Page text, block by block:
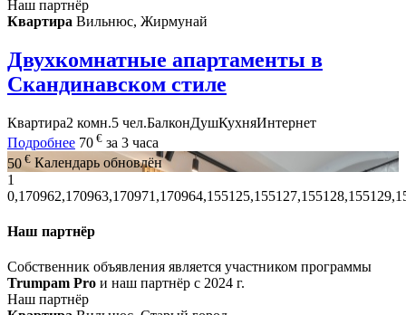
Наш партнёр
Квартира Вильнюс, Жирмунай
Двухкомнатные апартаменты в
Скандинавском стиле
Квартира2 комн.5 чел.БалконДушКухняИнтернет
Подробнее 70 € за 3 часа
50 € Календарь обновлён
1
Наш партнёр
Собственник объявления является участником программы
Trumpam Pro и наш партнёр с 2024 г.
Наш партнёр